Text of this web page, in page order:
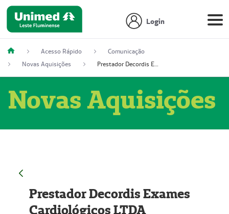
Login
Acesso Rápido
Comunicação
Novas Aquisições
Prestador Decordis Exames Cardiológicos LTDA (51004347-4)
Novas Aquisições
Prestador Decordis Exames
Cardiológicos LTDA